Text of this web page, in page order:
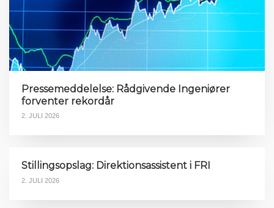
Pressemeddelelse: Rådgivende Ingeniører
forventer rekordår
2. JULI 2026
Stillingsopslag: Direktionsassistent i FRI
2. JULI 2026